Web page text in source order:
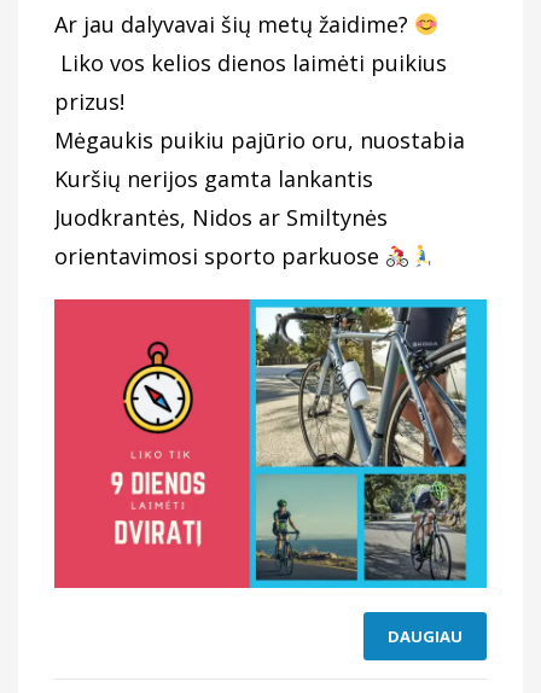
Ar jau dalyvavai šių metų žaidime?
Liko vos kelios dienos laimėti puikius
prizus!
Mėgaukis puikiu pajūrio oru, nuostabia
Kuršių nerijos gamta lankantis
Juodkrantės, Nidos ar Smiltynės
orientavimosi sporto parkuose
DAUGIAU